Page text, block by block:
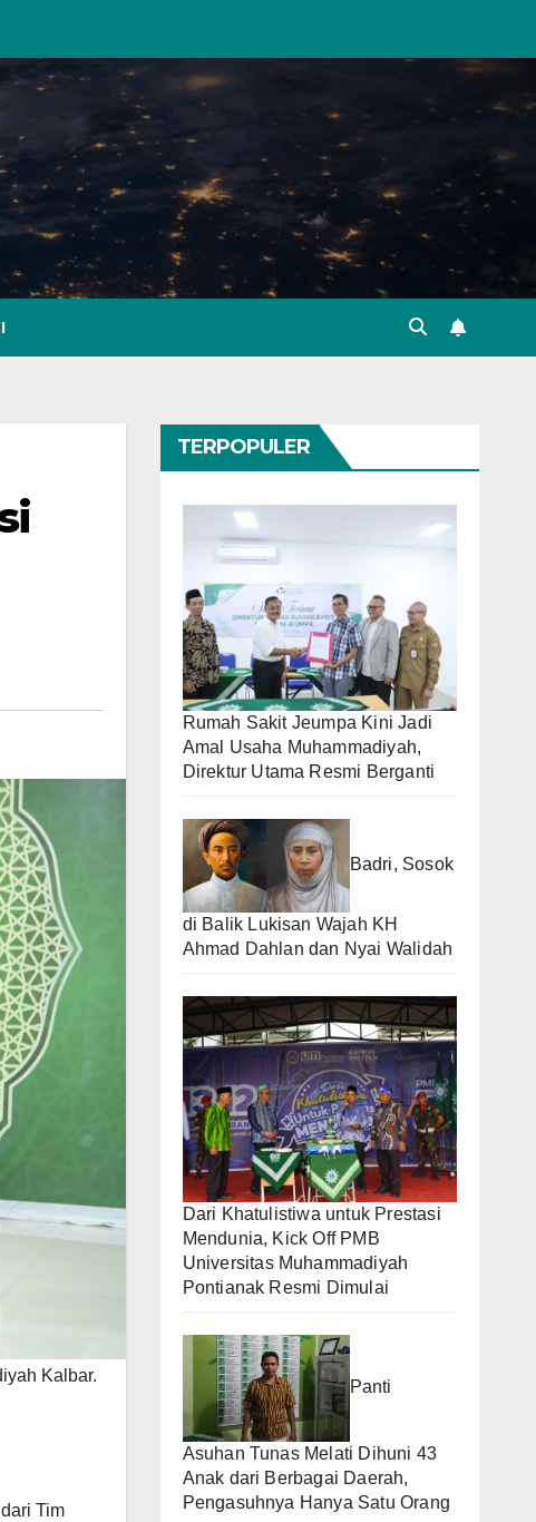
Kalbar.
Tim
TERPOPULER
Rumah Sakit Jeumpa Kini Jadi
Amal Usaha Muhammadiyah,
Direktur Utama Resmi Berganti
Badri, Sosok
di Balik Lukisan Wajah KH
Ahmad Dahlan dan Nyai Walidah
Dari Khatulistiwa untuk Prestasi
Mendunia, Kick Off PMB
Universitas Muhammadiyah
Pontianak Resmi Dimulai
Panti
Asuhan Tunas Melati Dihuni 43
Anak dari Berbagai Daerah,
Pengasuhnya Hanya Satu Orang